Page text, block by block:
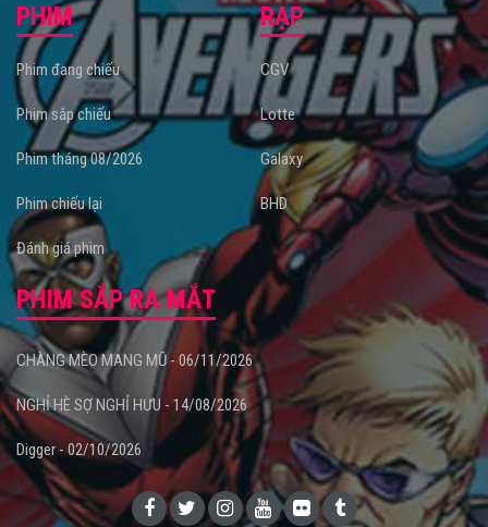
PHIM
Phim đang chiếu
Phim sắp chiếu
Phim tháng 08/2026
Phim chiếu lại
Đánh giá phim
RẠP
CGV
Lotte
Galaxy
BHD
PHIM SẮP RA MẮT
CHÀNG MÈO MANG MŨ - 06/11/2026
NGHỈ HÈ SỢ NGHỈ HƯU - 14/08/2026
Digger - 02/10/2026